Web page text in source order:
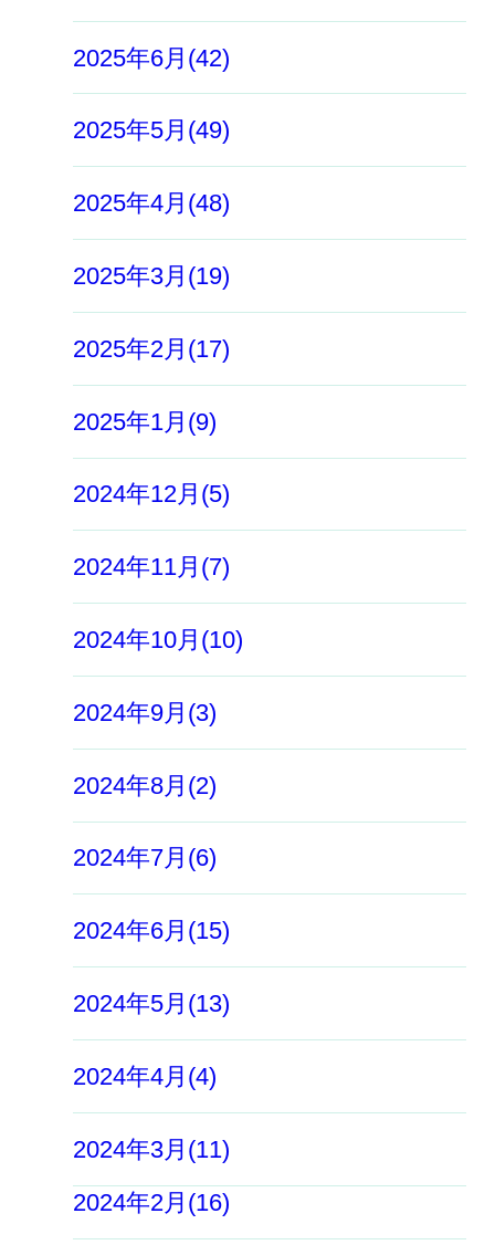
2025年6月(42)
2025年5月(49)
2025年4月(48)
2025年3月(19)
2025年2月(17)
2025年1月(9)
2024年12月(5)
2024年11月(7)
2024年10月(10)
2024年9月(3)
2024年8月(2)
2024年7月(6)
2024年6月(15)
2024年5月(13)
2024年4月(4)
2024年3月(11)
2024年2月(16)